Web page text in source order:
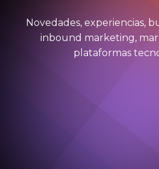
Novedades, experiencias,
inbound marketing,
plataformas